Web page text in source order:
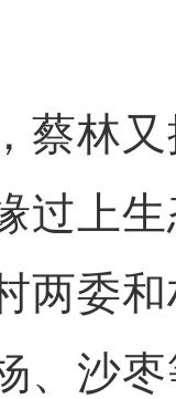
林又
过上
两委
、沙